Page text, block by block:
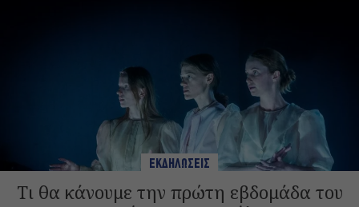
ΕΚΔΗΛΩΣΕΙΣ
Τι θα κάνουμε την πρώτη εβδομάδα του